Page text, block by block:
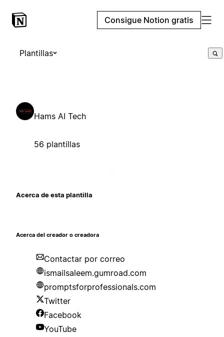
Consigue Notion gratis
Plantillas
Hams AI Tech
56 plantillas
Acerca de esta plantilla
Acerca del creador o creadora
Contactar por correo
ismailsaleem.gumroad.com
promptsforprofessionals.com
Twitter
Facebook
YouTube